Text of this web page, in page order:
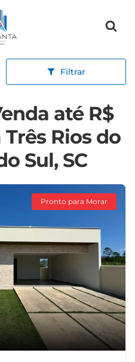
inicial
Filtrar
até R$
Três Rios do
Sul, SC
Pronto para Morar